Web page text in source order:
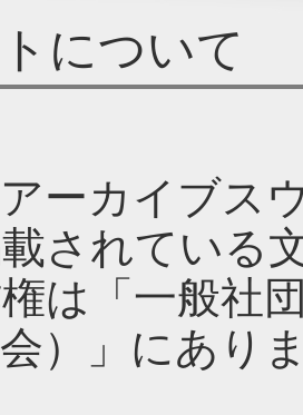
について
ーカイブス
載されている
は「一般社
）」にあり